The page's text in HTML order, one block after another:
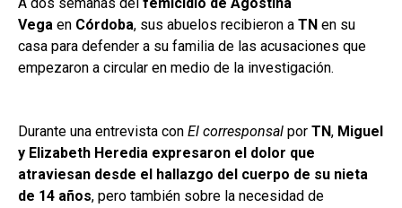
Vega en Córdoba, sus abuelos recibieron a TN en su
casa para defender a su familia de las acusaciones que
empezaron a circular en medio de la investigación.
Durante una entrevista con El corresponsal por TN, Miguel
y Elizabeth Heredia expresaron el dolor que
atraviesan desde el hallazgo del cuerpo de su nieta
de 14 años, pero también sobre la necesidad de